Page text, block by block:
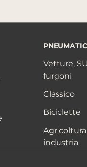
Vetture,
furgoni
Classico
Biciclette
Agricoltura
industria